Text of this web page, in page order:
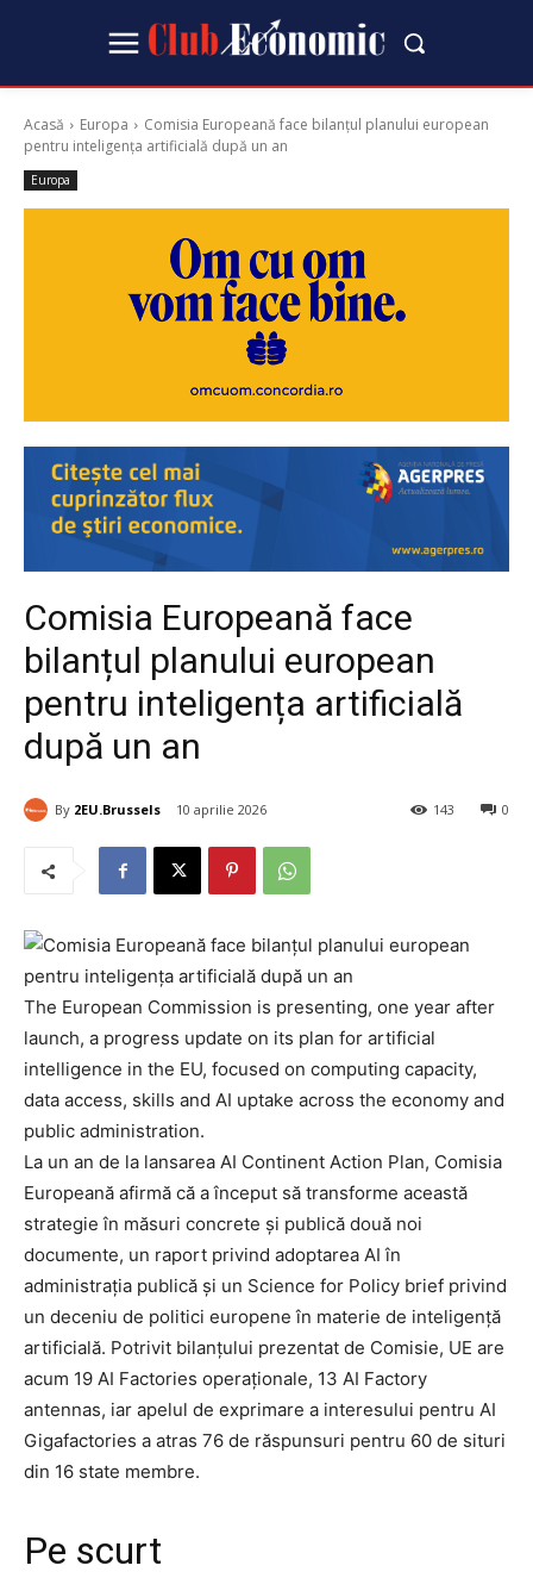
Acasă Europa
Comisia Europeană face bilanțul planului european
pentru inteligența artificială după un an
Europa
Comisia Europeană face
bilanțul planului european
pentru inteligența artificială
după un an
By 2EU.Brussels 10 aprilie 2026 0
143
The European Commission is presenting, one year after
launch, a progress update on its plan for artificial
intelligence in the EU, focused on computing capacity,
data access, skills and AI uptake across the economy and
public administration.
La un an de la lansarea AI Continent Action Plan, Comisia
Europeană afirmă că a început să transforme această
strategie în măsuri concrete și publică două noi
documente, un raport privind adoptarea AI în
administrația publică și un Science for Policy brief privind
un deceniu de politici europene în materie de inteligență
artificială. Potrivit bilanțului prezentat de Comisie, UE are
acum 19 AI Factories operaționale, 13 AI Factory
antennas, iar apelul de exprimare a interesului pentru AI
Gigafactories a atras 76 de răspunsuri pentru 60 de situri
din 16 state membre.
Pe scurt